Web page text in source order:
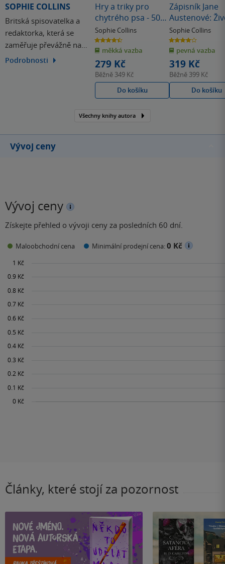
SOPHIE COLLINS
Britská spisovatelka a
redaktorka, která se
zaměřuje převážně na
témata související s
Podrobnosti
Hry a triky pro
chytrého psa - 50
skvělých her pro
výcvik plný zábavy
Sophie Collins
4.5
z
5
hvězdiček
měkká vazba
279 Kč
Běžně 349 Kč
Do košíku
Zápisník Jane
Austenové:
doba a dílo
Sophie Collins
4.0
z
5
hvězdiček
pevná vazba
319 Kč
Běžně 399 Kč
Do košíku
Všechny knihy autora
Vývoj ceny
Vývoj ceny
Získejte přehled o vývoji ceny za posledních 60 dní.
Maloobchodní cena Minimální prodejní cena:0 Kč
Články, které stojí za pozornost